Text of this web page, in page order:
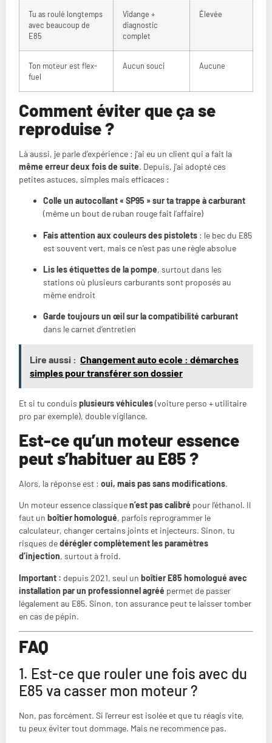
Tu as roulé longtemps
avec beaucoup de
E85
Vidange +
diagnostic
complet
Élevée
Ton moteur est flex-
fuel
Aucun souci Aucune
Comment éviter que ça se
reproduise ?
Là aussi, je parle d’expérience : j’ai eu un client qui a fait la
même erreur deux fois de suite. Depuis, j’ai adopté ces
petites astuces, simples mais efficaces :
Colle un autocollant « SP95 » sur ta trappe à carburant
(même un bout de ruban rouge fait l’affaire)
Fais attention aux couleurs des pistolets : le bec du E85
est souvent vert, mais ce n’est pas une règle absolue
Lis les étiquettes de la pompe, surtout dans les
stations où plusieurs carburants sont proposés au
même endroit
Garde toujours un œil sur la compatibilité carburant
dans le carnet d’entretien
Lire aussi : Changement auto ecole : démarches
simples pour transférer son dossier
Et si tu conduis plusieurs véhicules(voiture perso + utilitaire
pro par exemple), double vigilance.
Est-ce qu’un moteur essence
peut s’habituer au E85 ?
Alors, la réponse est : oui, mais pas sans modifications.
Un moteur essence classiquen’est pas calibré pour l’éthanol. Il
faut un boîtier homologué, parfois reprogrammer le
calculateur, changer certains joints et injecteurs. Sinon, tu
risques dedérégler complètement les paramètres
d’injection, surtout à froid.
Important : depuis 2021, seul un boîtier E85 homologué avec
installation par un professionnel agréé permet de passer
légalement au E85. Sinon, ton assurance peut te laisser tomber
en cas de pépin.
FAQ
1. Est-ce que rouler une fois avec du
E85 va casser mon moteur ?
Non, pas forcément. Si l’erreur est isolée et que tu réagis vite,
tu peux éviter tout dommage. Mais ne recommence pas.